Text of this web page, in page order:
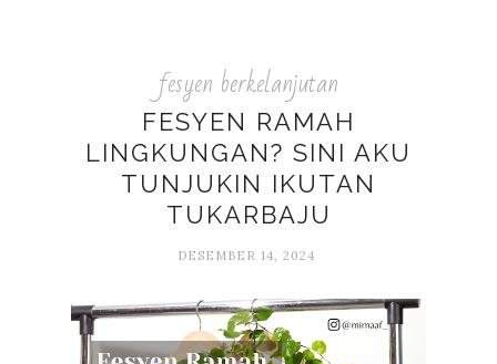
fesyen berkelanjutan
FESYEN RAMAH
LINGKUNGAN? SINI AKU
TUNJUKIN IKUTAN
TUKARBAJU
DESEMBER 14, 2024